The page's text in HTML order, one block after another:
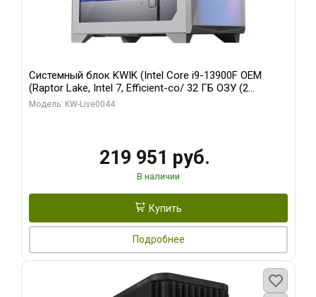
Системный блок KWIK (Intel Core i9-13900F OEM
(Raptor Lake, Intel 7, Efficient-co/ 32 ГБ ОЗУ (2
модуля)/ Gigabyte RTX5070Ti AERO OC 16GB GDDR7
Модель: KW-Live0044
219 951 руб.
В наличии
Купить
Подробнее